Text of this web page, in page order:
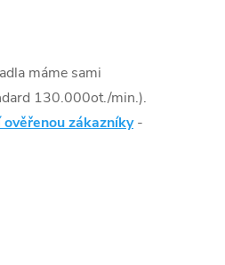
máme sami
130.000ot./min.).
zákazníky-